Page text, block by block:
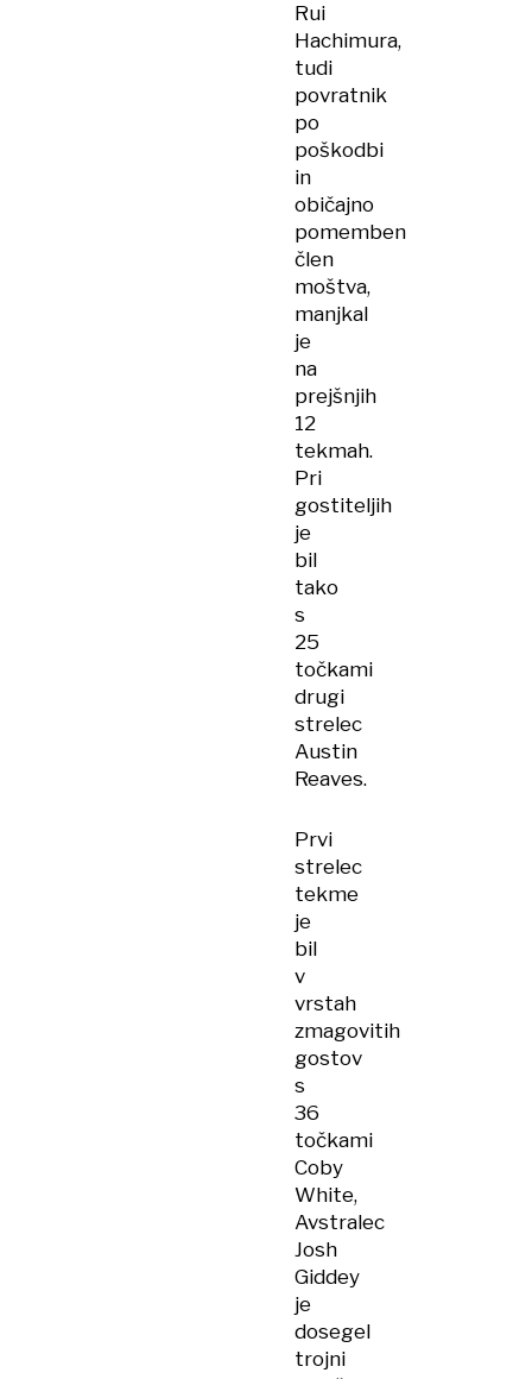
Rui
Hachimura,
tudi
povratnik
po
poškodbi
in
običajno
pomemben
člen
moštva,
manjkal
je
na
prejšnjih
12
tekmah.
Pri
gostiteljih
je
bil
tako
s
25
točkami
drugi
strelec
Austin
Reaves.
Prvi
strelec
tekme
je
bil
v
vrstah
zmagovitih
gostov
s
36
točkami
Coby
White,
Avstralec
Josh
Giddey
je
dosegel
trojni